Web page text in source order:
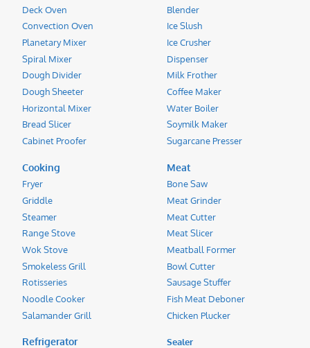
Deck Oven
Convection Oven
Planetary Mixer
Spiral Mixer
Dough Divider
Dough Sheeter
Horizontal Mixer
Bread Slicer
Cabinet Proofer
Blender
Ice Slush
Ice Crusher
Dispenser
Milk Frother
Coffee Maker
Water Boiler
Soymilk Maker
Sugarcane Presser
Cooking
Fryer
Griddle
Steamer
Range Stove
Wok Stove
Smokeless Grill
Rotisseries
Noodle Cooker
Salamander Grill
Meat
Bone Saw
Meat Grinder
Meat Cutter
Meat Slicer
Meatball Former
Bowl Cutter
Sausage Stuffer
Fish Meat Deboner
Chicken Plucker
Refrigerator Sealer